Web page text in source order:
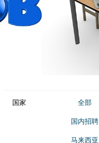
国家 全部
国内招聘
马来西亚